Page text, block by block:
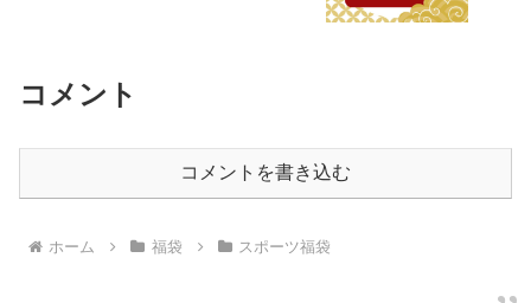
コメント
コメントを書き込む
ホーム 福袋 スポーツ福袋